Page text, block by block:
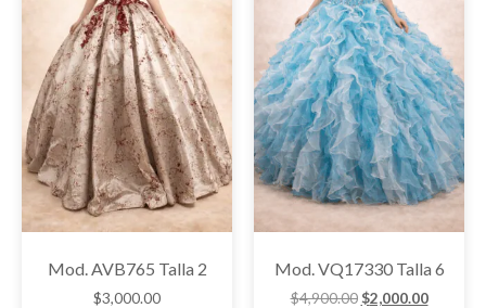
Mod. AVB765 Talla 2
$3,000.00
Mod. VQ17330 Talla 6
$4,900.00 $2,000.00